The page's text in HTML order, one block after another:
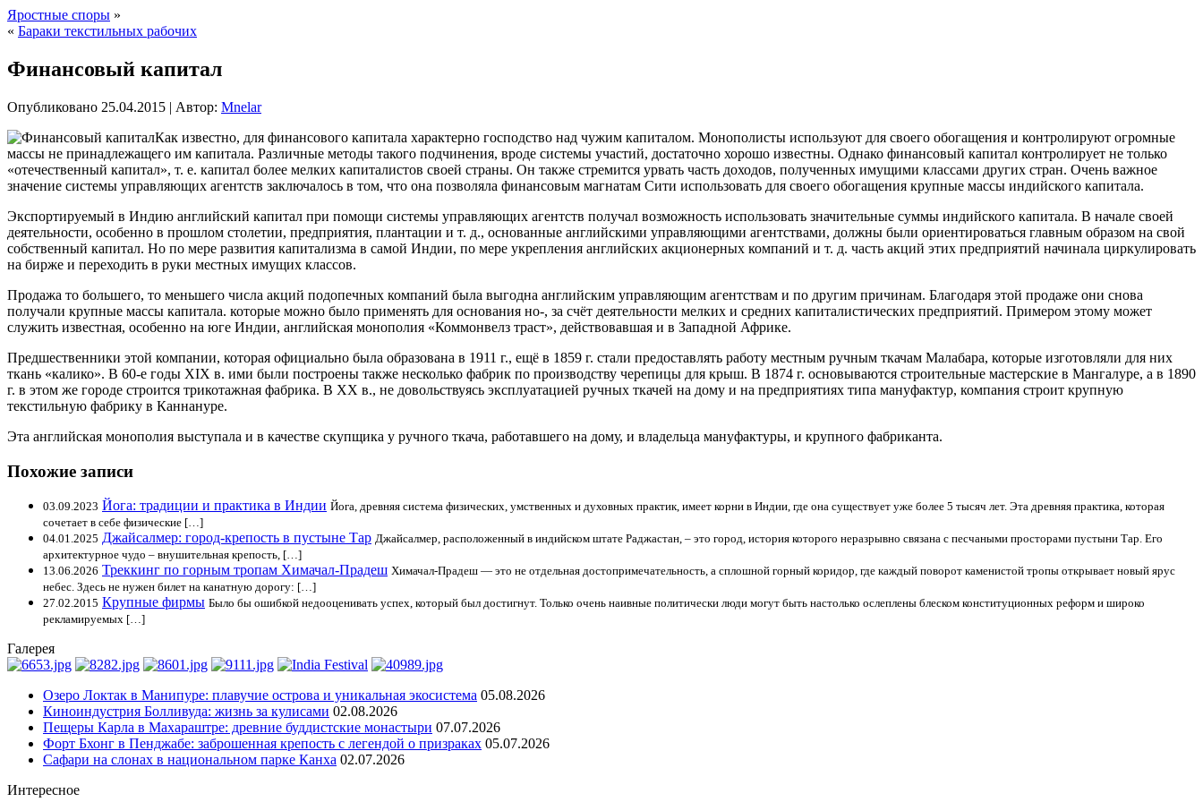
Яростные споры »
« Бараки текстильных рабочих
Финансовый капитал
Опубликовано 25.04.2015 | Автор: Mnelar
Как известно, для финансового капитала характерно господство над чужим капиталом. Монополисты используют для своего обогащения и контролируют огромные
массы не принадлежащего им капитала. Различные методы такого подчинения, вроде системы участий, достаточно хорошо известны. Однако финансовый капитал контролирует не только
«отечественный капитал», т. е. капитал более мелких капиталистов своей страны. Он также стремится урвать часть доходов, полученных имущими классами других стран. Очень важное
значение системы управляющих агентств заключалось в том, что она позволяла финансовым магнатам Сити использовать для своего обогащения крупные массы индийского капитала.
Экспортируемый в Индию английский капитал при помощи системы управляющих агентств получал возможность использовать значительные суммы индийского капитала. В начале своей
деятельности, особенно в прошлом столетии, предприятия, плантации и т. д., основанные английскими управляющими агентствами, должны были ориентироваться главным образом на свой
собственный капитал. Но по мере развития капитализма в самой Индии, по мере укрепления английских акционерных компаний и т. д. часть акций этих предприятий начинала циркулировать
на бирже и переходить в руки местных имущих классов.
Продажа то большего, то меньшего числа акций подопечных компаний была выгодна английским управляющим агентствам и по другим причинам. Благодаря этой продаже они снова
получали крупные массы капитала. которые можно было применять для основания но-, за счёт деятельности мелких и средних капиталистических предприятий. Примером этому может
служить известная, особенно на юге Индии, английская монополия «Коммонвелз траст», действовавшая и в Западной Африке.
Предшественники этой компании, которая официально была образована в 1911 г., ещё в 1859 г. стали предоставлять работу местным ручным ткачам Малабара, которые изготовляли для них
ткань «калико». В 60-е годы XIX в. ими были построены также несколько фабрик по производству черепицы для крыш. В 1874 г. основываются строительные мастерские в Мангалуре, а в 1890
г. в этом же городе строится трикотажная фабрика. В XX в., не довольствуясь эксплуатацией ручных ткачей на дому и на предприятиях типа мануфактур, компания строит крупную
текстильную фабрику в Каннануре.
Эта английская монополия выступала и в качестве скупщика у ручного ткача, работавшего на дому, и владельца мануфактуры, и крупного фабриканта.
Похожие записи
03.09.2023 Йога: традиции и практика в Индии Йога, древняя система физических, умственных и духовных практик, имеет корни в Индии, где она существует уже более 5 тысяч лет. Эта древняя практика, которая
сочетает в себе физические […]
04.01.2025 Джайсалмер: город-крепость в пустыне Тар Джайсалмер, расположенный в индийском штате Раджастан, – это город, история которого неразрывно связана с песчаными просторами пустыни Тар. Его
архитектурное чудо – внушительная крепость, […]
13.06.2026 Треккинг по горным тропам Химачал-Прадеш Химачал-Прадеш — это не отдельная достопримечательность, а сплошной горный коридор, где каждый поворот каменистой тропы открывает новый ярус
небес. Здесь не нужен билет на канатную дорогу: […]
27.02.2015 Крупные фирмы Было бы ошибкой недооценивать успех, который был достигнут. Только очень наивные политически люди могут быть настолько ослеплены блеском конституционных реформ и широко
рекламируемых […]
Галерея
Озеро Локтак в Манипуре: плавучие острова и уникальная экосистема 05.08.2026
Киноиндустрия Болливуда: жизнь за кулисами 02.08.2026
Пещеры Карла в Махараштре: древние буддистские монастыри 07.07.2026
Форт Бхонг в Пенджабе: заброшенная крепость с легендой о призраках 05.07.2026
Сафари на слонах в национальном парке Канха 02.07.2026
Интересное